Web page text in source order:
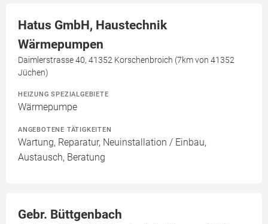
Hatus GmbH, Haustechnik
Wärmepumpen
Daimlerstrasse 40, 41352 Korschenbroich (7km von 41352
Jüchen)
HEIZUNG SPEZIALGEBIETE
Wärmepumpe
ANGEBOTENE TÄTIGKEITEN
Wartung, Reparatur, Neuinstallation / Einbau,
Austausch, Beratung
Gebr. Büttgenbach